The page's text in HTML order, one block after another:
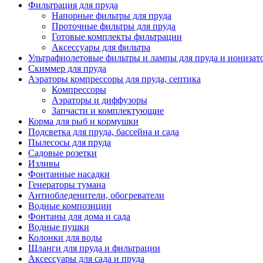
Фильтрация для пруда
Напорные фильтры для пруда
Проточные фильтры для пруда
Готовые комплекты фильтрации
Аксессуары для фильтра
Ультрафиолетовые фильтры и лампы для пруда и
Скиммер для пруда
Аэраторы компрессоры для пруда, септика
Компрессоры
Аэраторы и диффузоры
Запчасти и комплектующие
Корма для рыб и кормушки
Подсветка для пруда, бассейна и сада
Пылесосы для пруда
Садовые розетки
Изливы
Фонтанные насадки
Генераторы тумана
Антиобледенители, обогреватели
Водные композиции
Фонтаны для дома и сада
Водные пушки
Колонки для воды
Шланги для пруда и фильтрации
Аксессуары для сада и пруда